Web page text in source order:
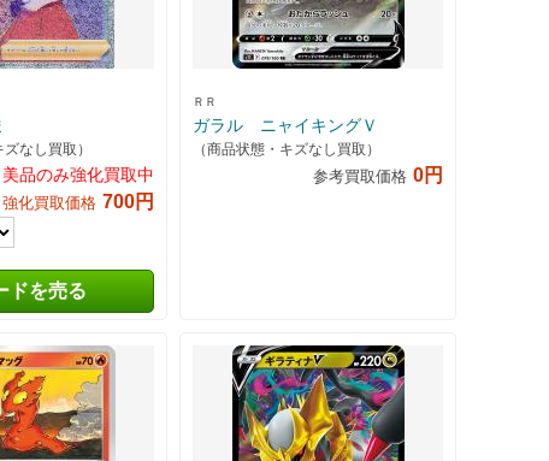
ズなし買取）
美品のみ強化買取中
強化買取価格 700円
ドを売る
ＲＲ
ガラル ニャイキングＶ
（商品状態・キズなし買取）
参考買取価格 0円